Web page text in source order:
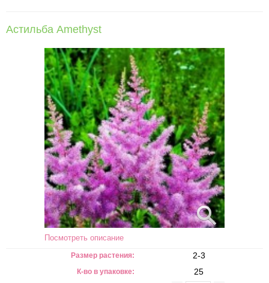
Астильба Amethyst
Посмотреть описание
Размер растения:
К-во в упаковке:
2-3
25